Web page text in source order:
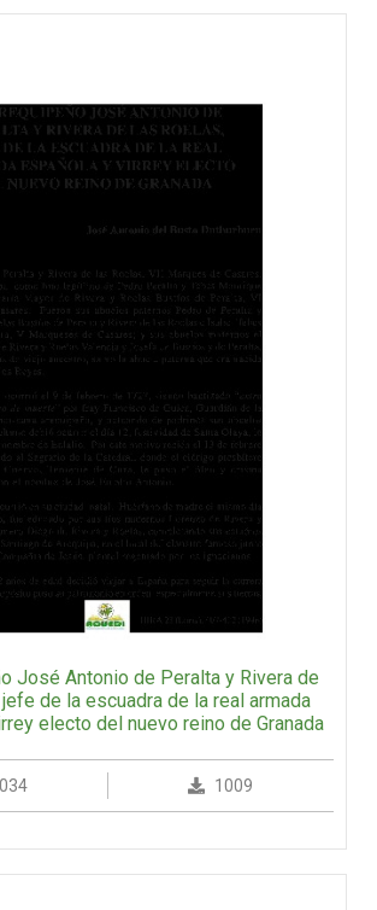
José Antonio de Peralta y Rivera de
de la escuadra de la real armada
electo del nuevo reino de Granada
1009